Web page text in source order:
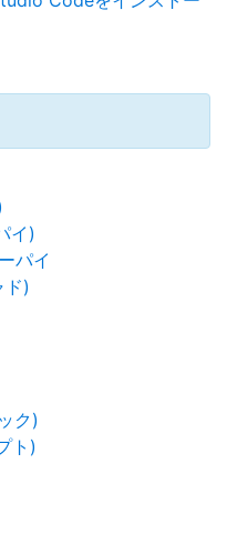
イ)
パイ
)
ク)
ト)